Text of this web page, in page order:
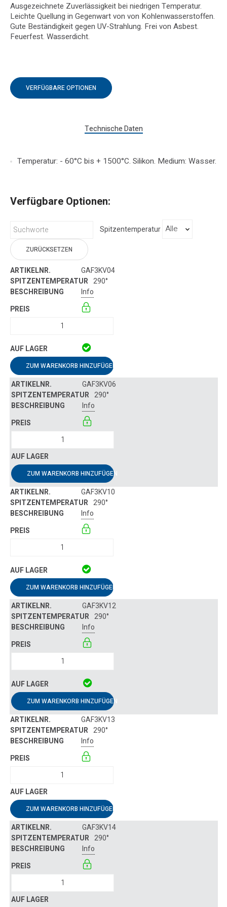
Ausgezeichnete Zuverlässigkeit bei niedrigen Temperatur.
Leichte Quellung in Gegenwart von von Kohlenwasserstoffen.
Gute Beständigkeit gegen UV-Strahlung. Frei von Asbest.
Feuerfest. Wasserdicht.
VERFÜGBARE OPTIONEN
Technische Daten
Temperatur: - 60°C bis + 1500°C. Silikon. Medium: Wasser.
Verfügbare Optionen:
Spitzentemperatur
ZURÜCKSETZEN
GAF3KV04
290°
Info
ZUM WARENKORB HINZUFÜGEN
GAF3KV06
290°
Info
ZUM WARENKORB HINZUFÜGEN
GAF3KV10
290°
Info
ZUM WARENKORB HINZUFÜGEN
GAF3KV12
290°
Info
ZUM WARENKORB HINZUFÜGEN
GAF3KV13
290°
Info
ZUM WARENKORB HINZUFÜGEN
GAF3KV14
290°
Info